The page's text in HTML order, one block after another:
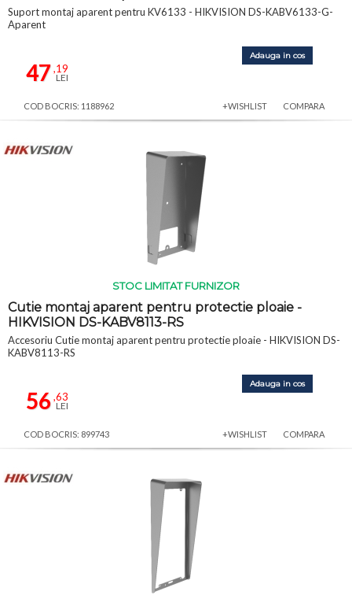
Suport montaj aparent pentru KV6133 - HIKVISION DS-KABV6133-G-
Aparent
47,19
LEI
Adauga in cos
COD BOCRIS: 1188962 +WISHLIST COMPARA
STOC LIMITAT FURNIZOR
Cutie montaj aparent pentru protectie ploaie -
HIKVISION DS-KABV8113-RS
Accesoriu Cutie montaj aparent pentru protectie ploaie - HIKVISION DS-
KABV8113-RS
56,63
LEI
Adauga in cos
COD BOCRIS: 899743 +WISHLIST COMPARA